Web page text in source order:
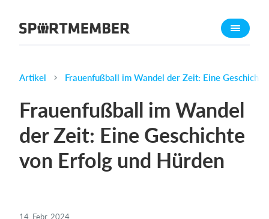
Über SportMember
Funktionen
Trainingsplan
Mitgliedsbeitrag
Belegungsplan
Artikel Frauenfußball im Wandel der Zeit: Eine
Frauenfußball im Wandel
der Zeit: Eine Geschichte
von Erfolg und Hürden
14. Febr. 2024